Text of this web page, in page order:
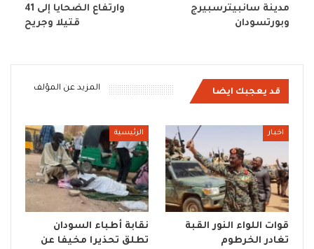
مدينة سانبيترسبيرج
وبورتسودان
وارتفاع الضحايا إلى 41
قتيلا وجريح
قد يعجبك ايضا المزيد عن المؤلف
اخبار
قوات اللواء النور القبة
تغادر الخرطوم
الرئيسية
نقابة أطباء السودان
تطلق تحذيرا مخيفا عن